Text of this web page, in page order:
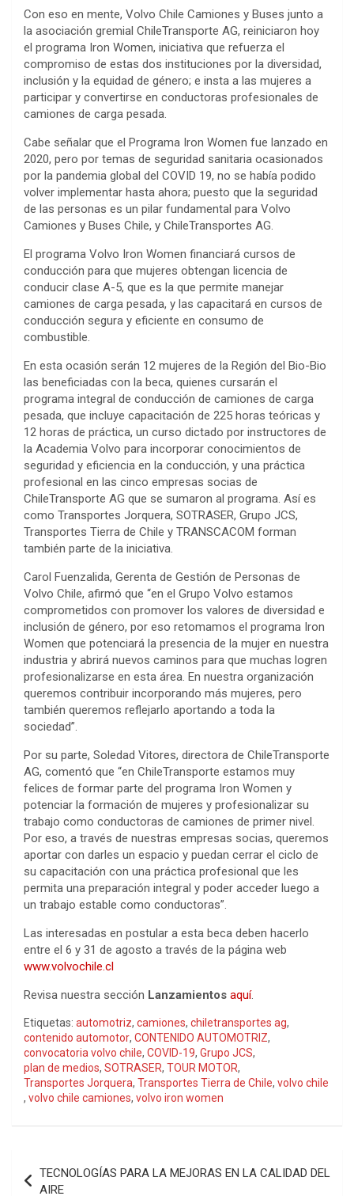
Con eso en mente, Volvo Chile Camiones y Buses junto a
la asociación gremial ChileTransporte AG, reiniciaron hoy
el programa Iron Women, iniciativa que refuerza el
compromiso de estas dos instituciones por la diversidad,
inclusión y la equidad de género; e insta a las mujeres a
participar y convertirse en conductoras profesionales de
camiones de carga pesada.
Cabe señalar que el Programa Iron Women fue lanzado en
2020, pero por temas de seguridad sanitaria ocasionados
por la pandemia global del COVID 19, no se había podido
volver implementar hasta ahora; puesto que la seguridad
de las personas es un pilar fundamental para Volvo
Camiones y Buses Chile, y ChileTransportes AG.
El programa Volvo Iron Women financiará cursos de
conducción para que mujeres obtengan licencia de
conducir clase A-5, que es la que permite manejar
camiones de carga pesada, y las capacitará en cursos de
conducción segura y eficiente en consumo de
combustible.
En esta ocasión serán 12 mujeres de la Región del Bio-Bio
las beneficiadas con la beca, quienes cursarán el
programa integral de conducción de camiones de carga
pesada, que incluye capacitación de 225 horas teóricas y
12 horas de práctica, un curso dictado por instructores de
la Academia Volvo para incorporar conocimientos de
seguridad y eficiencia en la conducción, y una práctica
profesional en las cinco empresas socias de
ChileTransporte AG que se sumaron al programa. Así es
como Transportes Jorquera, SOTRASER, Grupo JCS,
Transportes Tierra de Chile y TRANSCACOM forman
también parte de la iniciativa.
Carol Fuenzalida, Gerenta de Gestión de Personas de
Volvo Chile, afirmó que “en el Grupo Volvo estamos
comprometidos con promover los valores de diversidad e
inclusión de género, por eso retomamos el programa Iron
Women que potenciará la presencia de la mujer en nuestra
industria y abrirá nuevos caminos para que muchas logren
profesionalizarse en esta área. En nuestra organización
queremos contribuir incorporando más mujeres, pero
también queremos reflejarlo aportando a toda la
sociedad”.
Por su parte, Soledad Vitores, directora de ChileTransporte
AG, comentó que “en ChileTransporte estamos muy
felices de formar parte del programa Iron Women y
potenciar la formación de mujeres y profesionalizar su
trabajo como conductoras de camiones de primer nivel.
Por eso, a través de nuestras empresas socias, queremos
aportar con darles un espacio y puedan cerrar el ciclo de
su capacitación con una práctica profesional que les
permita una preparación integral y poder acceder luego a
un trabajo estable como conductoras”.
Las interesadas en postular a esta beca deben hacerlo
entre el 6 y 31 de agosto a través de la página web
www.volvochile.cl
Revisa nuestra sección Lanzamientos aquí.
Etiquetas: automotriz, camiones, chiletransportes ag,
contenido automotor, CONTENIDO AUTOMOTRIZ,
convocatoria volvo chile, COVID-19, Grupo JCS,
plan de medios, SOTRASER, TOUR MOTOR,
Transportes Jorquera, Transportes Tierra de Chile, volvo chile
, volvo chile camiones, volvo iron women
Navegación
de
TECNOLOGÍAS PARA LA MEJORAS EN LA CALIDAD DEL
AIRE